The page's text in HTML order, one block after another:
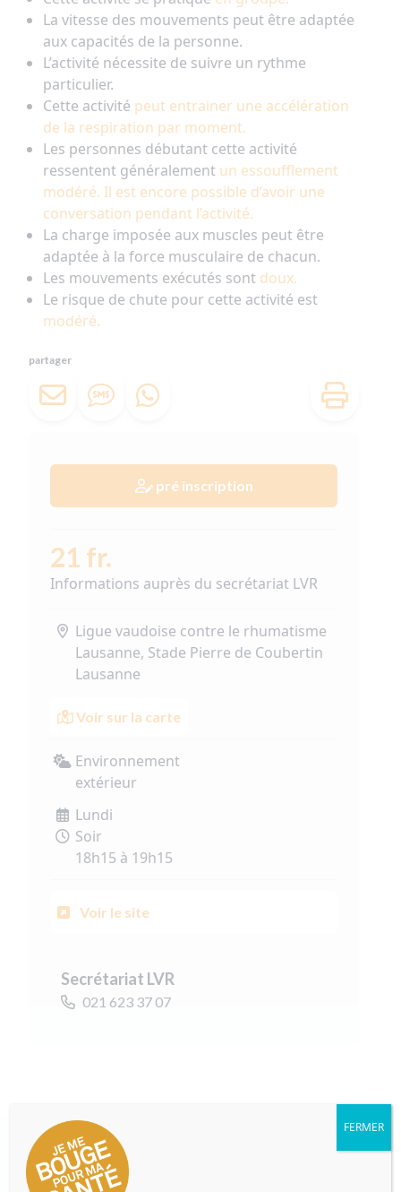
La vitesse des mouvements peut être adaptée
aux capacités de la personne.
L’activité nécessite de suivre un rythme
particulier.
Cette activité peut entrainer une accélération
de la respiration par moment.
Les personnes débutant cette activité
ressentent généralement un essoufflement
modéré. Il est encore possible d’avoir une
conversation pendant l’activité.
La charge imposée aux muscles peut être
adaptée à la force musculaire de chacun.
Les mouvements exécutés sont doux.
Le risque de chute pour cette activité est
modéré.
partager
pré inscription
21 fr.
Informations auprès du secrétariat LVR
Ligue vaudoise contre le rhumatisme
Lausanne, Stade Pierre de Coubertin
Lausanne
Voir sur la carte
Environnement
extérieur
Lundi
Soir
18h15 à 19h15
Voir le site
Secrétariat LVR
021 623 37 07
FERMER